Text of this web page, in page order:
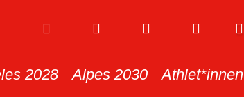
2028 Alpes 2030 Athlet*innen